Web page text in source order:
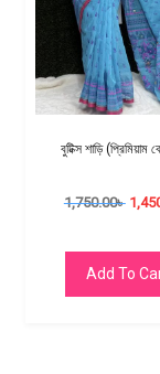
বুটিক্স শাড়ি (প্রিমিয়াম
1,750.00৳
Add To